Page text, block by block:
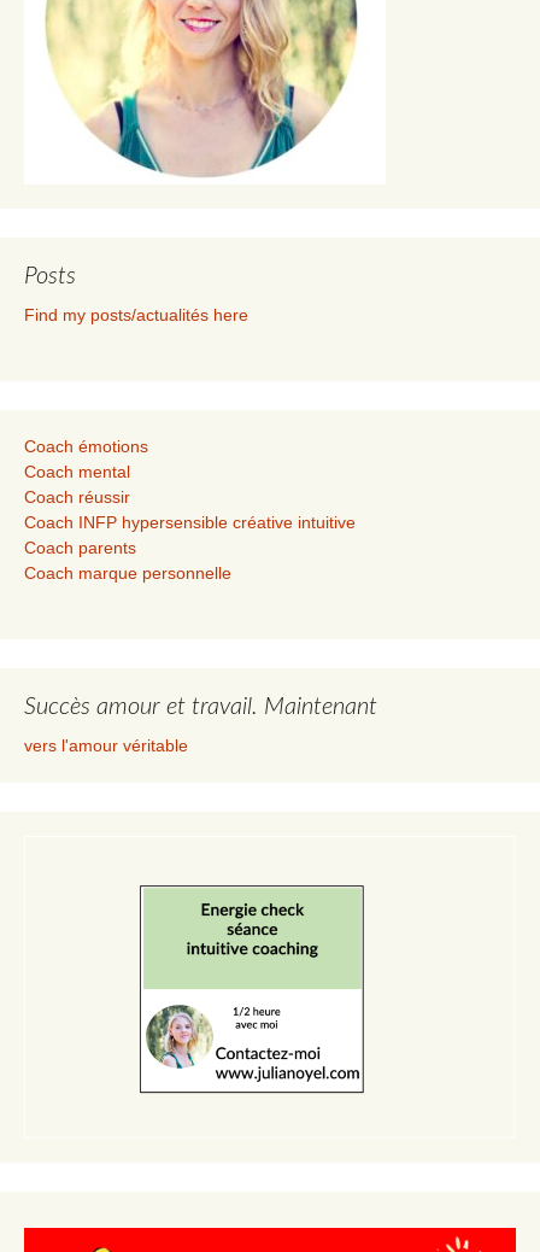
Posts
Find my posts/actualités here
Coach émotions
Coach mental
Coach réussir
Coach INFP hypersensible créative intuitive
Coach parents
Coach marque personnelle
Succès amour et travail. Maintenant
vers l'amour véritable